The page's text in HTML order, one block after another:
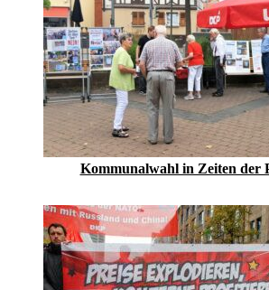
Kommunalwahl in Zeiten der